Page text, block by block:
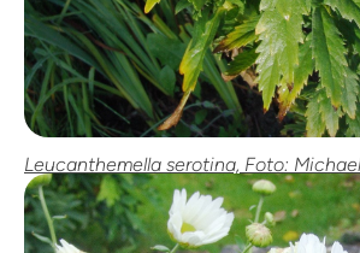
Leucanthemella serotina, Foto: